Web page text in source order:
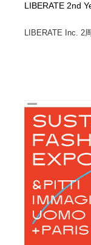
LIBERATE 2nd
LIBERATE Inc. 2